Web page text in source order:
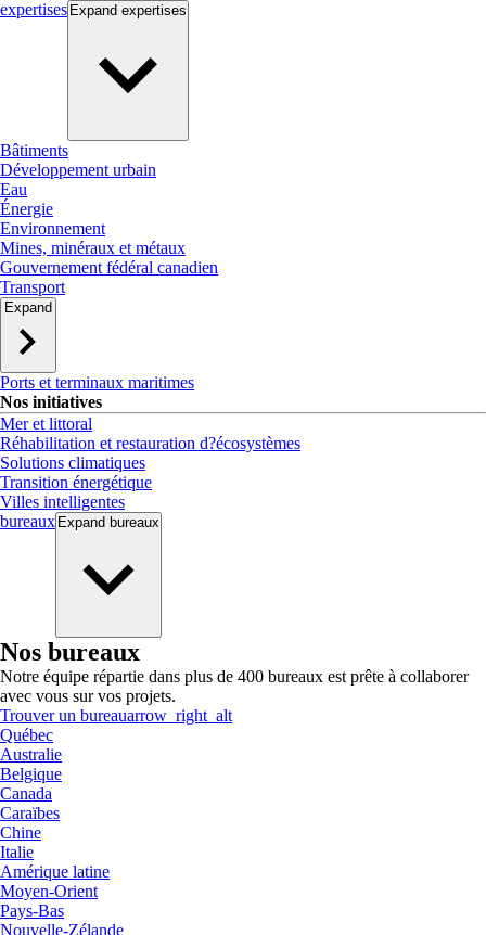
expertises Expand expertises
Bâtiments
Développement urbain
Eau
Énergie
Environnement
Mines, minéraux et métaux
Gouvernement fédéral canadien
Transport
Expand
Ports et terminaux maritimes
Nos initiatives
Mer et littoral
Réhabilitation et restauration d?écosystèmes
Solutions climatiques
Transition énergétique
Villes intelligentes
bureaux Expand bureaux
Nos bureaux
Notre équipe répartie dans plus de 400 bureaux est prête à collaborer
avec vous sur vos projets.
Trouver un bureauarrow_right_alt
Québec
Australie
Belgique
Canada
Caraïbes
Chine
Italie
Amérique latine
Moyen-Orient
Pays-Bas
Nouvelle-Zélande